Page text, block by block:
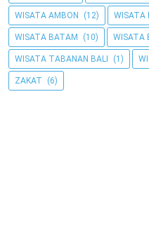
WISATA AMBON (12) WISATA
WISATA BATAM (10) WISATA
WISATA TABANAN BALI (1)
ZAKAT (6)